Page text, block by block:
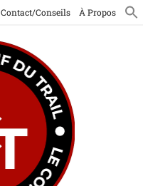
Contact/Conseils À Propos